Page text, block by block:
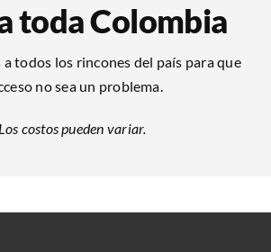
toda Colombia
a todos los rincones del país para que
no sea un problema.
costos pueden variar.